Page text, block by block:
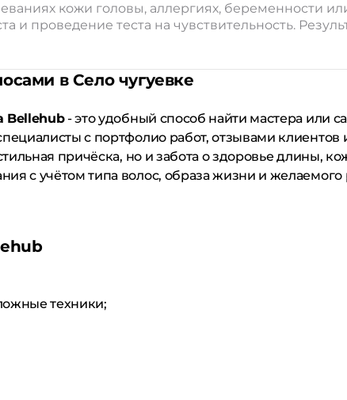
кожи головы, аллергиях, беременности
и проведение теста на чувствительность.
в Село чугуевке
Bellehub- это удобный способ найти мастера или
с портфолио работ, отзывами
причёска, но и забота о здоровье длины,
с учётом типа волос, образа жизни и желаемого
техники;